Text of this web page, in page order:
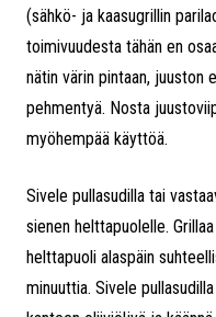
(sähkö- ja kaasugrillin
toimivuudesta tähän en
nätin värin pintaan, juuston
pehmentyä. Nosta
myöhempää käyttöä.
Sivele pullasudilla tai
sienen helttapuolelle.
helttapuoli alaspäin
minuuttia. Sivele